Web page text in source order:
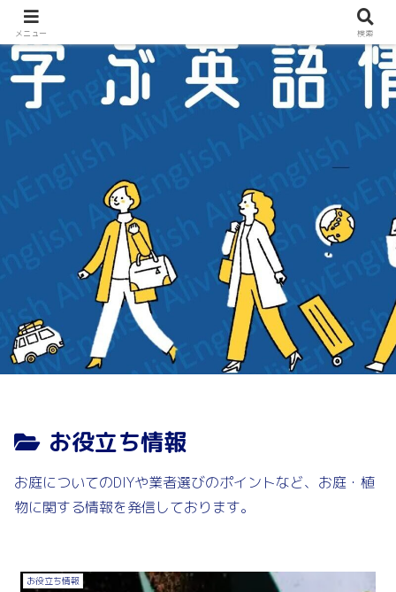
お役立ち情報
お庭についてのDIYや業者選びのポイントなど、お庭・植
物に関する情報を発信しております。
お役立ち情報
メニュー 検索